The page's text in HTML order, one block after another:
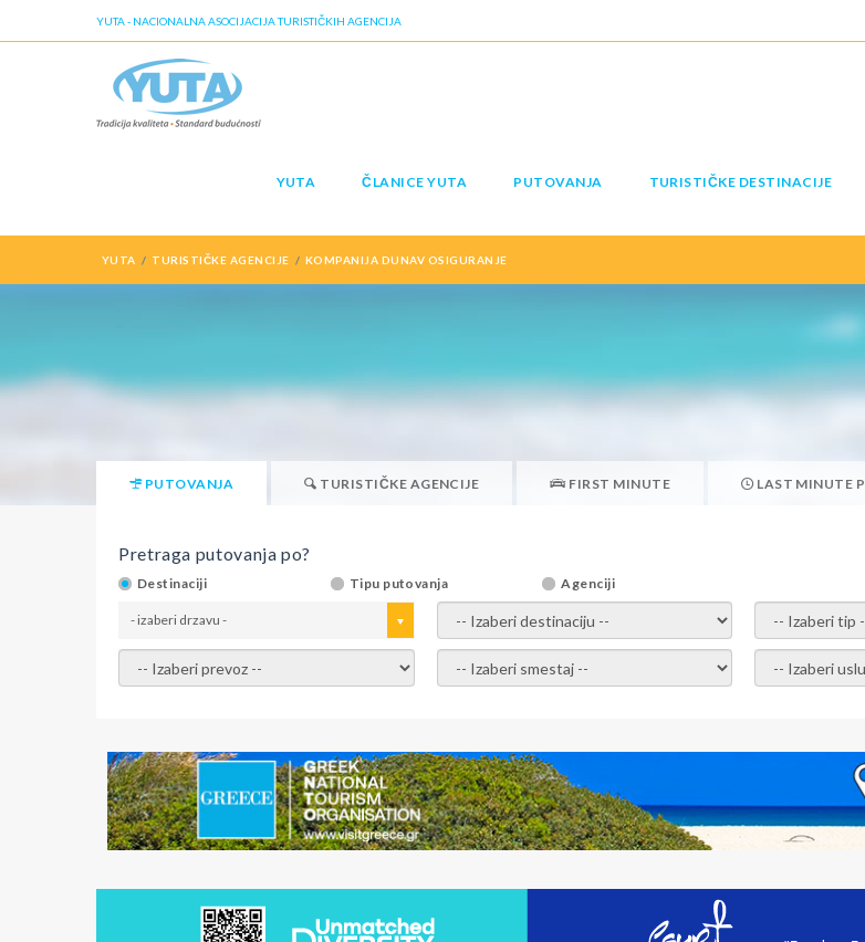
YUTA - NACIONALNA ASOCIJACIJA TURISTIČKIH AGENCIJA
YUTA ČLANICE YUTA PUTOVANJA TURISTIČKE DESTINACIJE
YUTA TURISTIČKE AGENCIJE KOMPANIJA DUNAV OSIGURANJE
PUTOVANJA TURISTIČKE AGENCIJE FIRST MINUTE LAST MINUTE
Pretraga putovanja po?
Destinaciji Tipu putovanja Agenciji
- izaberi drzavu - - izaberi destinaciju - - izaberi tip -
- izaberi prevoz - - Izaberite smestaj - - Izaberite